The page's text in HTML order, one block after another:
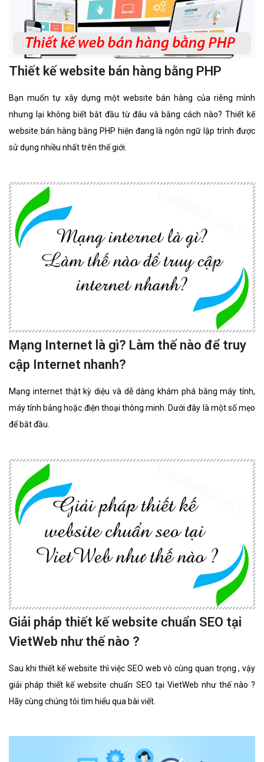
Thiết kế website bán hàng bằng PHP
Bạn muốn tự xây dựng một website bán hàng của riêng mình
nhưng lại không biết bắt đầu từ đâu và bằng cách nào? Thiết kế
website bán hàng bằng PHP hiện đang là ngôn ngữ lập trình được
sử dụng nhiều nhất trên thế giới.
Mạng Internet là gì? Làm thế nào để truy
cập Internet nhanh?
Mạng internet thật kỳ diệu và dễ dàng khám phá bằng máy tính,
máy tính bảng hoặc điện thoại thông minh. Dưới đây là một số mẹo
để bắt đầu.
Giải pháp thiết kế website chuẩn SEO tại
VietWeb như thế nào ?
Sau khi thiết kế website thì việc SEO web vô cùng quan trọng , vậy
giải pháp thiết kế website chuẩn SEO tại VietWeb như thế nào ?
Hãy cùng chúng tôi tìm hiểu qua bài viết.